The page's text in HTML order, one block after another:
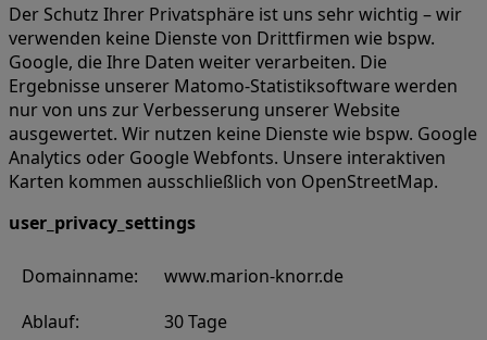
Der Schutz Ihrer Privatsphäre ist uns sehr wichtig – wir
verwenden keine Dienste von Drittfirmen wie bspw.
Google, die Ihre Daten weiter verarbeiten. Die
Ergebnisse unserer Matomo-Statistiksoftware werden
nur von uns zur Verbesserung unserer Website
ausgewertet. Wir nutzen keine Dienste wie bspw. Google
Analytics oder Google Webfonts. Unsere interaktiven
Karten kommen ausschließlich von OpenStreetMap.
user_privacy_settings
Domainname:
www.marion-knorr.de
Ablauf:
30 Tage